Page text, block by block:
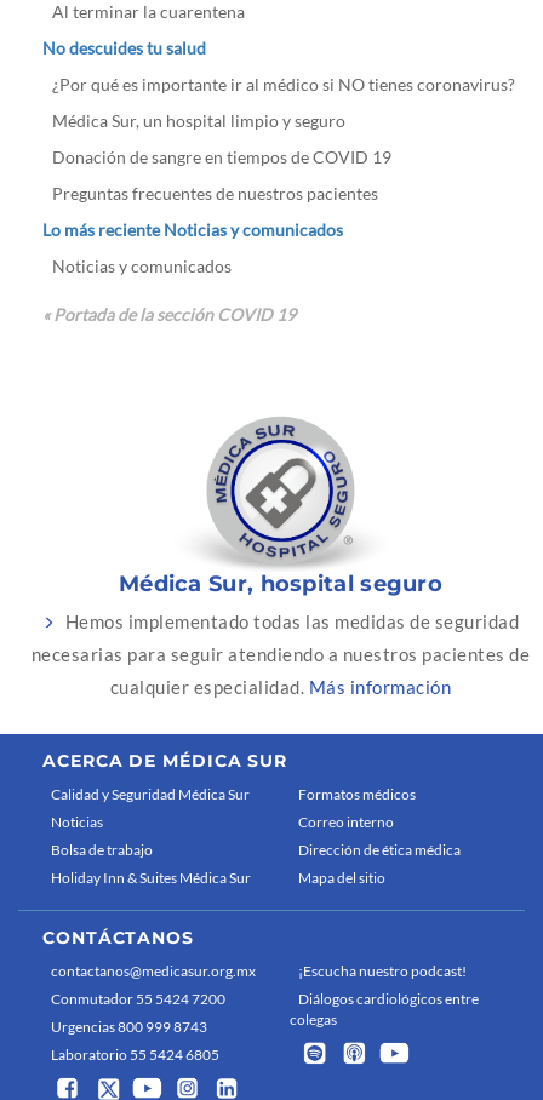
Al terminar la cuarentena
No descuides tu salud
¿Por qué es importante ir al médico si NO tienes coronavirus?
Médica Sur, un hospital limpio y seguro
Donación de sangre en tiempos de COVID 19
Preguntas frecuentes de nuestros pacientes
Lo más reciente Noticias y comunicados
Noticias y comunicados
« Portada de la sección COVID 19
Médica Sur, hospital seguro
Hemos implementado todas las medidas de seguridad
necesarias para seguir atendiendo a nuestros pacientes de
cualquier especialidad. Más información
ACERCA DE MÉDICA SUR
Calidad y Seguridad Médica Sur
Noticias
Bolsa de trabajo
Holiday Inn & Suites Médica Sur
Formatos médicos
Correo interno
Dirección de ética médica
Mapa del sitio
CONTÁCTANOS
contactanos@medicasur.org.mx
Conmutador 55 5424 7200
Urgencias 800 999 8743
Laboratorio 55 5424 6805
¡Escucha nuestro podcast!
Diálogos cardiológicos entre
colegas